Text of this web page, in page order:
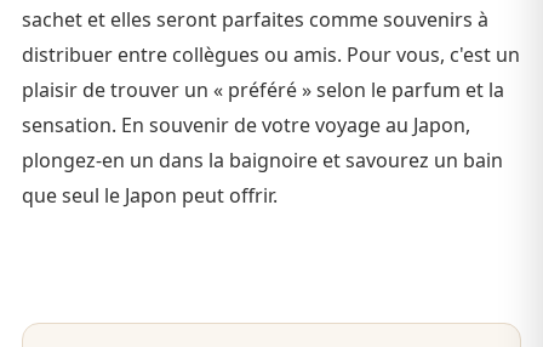
sachet et elles seront parfaites comme souvenirs à
distribuer entre collègues ou amis. Pour vous, c'est un
plaisir de trouver un « préféré » selon le parfum et la
sensation. En souvenir de votre voyage au Japon,
plongez-en un dans la baignoire et savourez un bain
que seul le Japon peut offrir.